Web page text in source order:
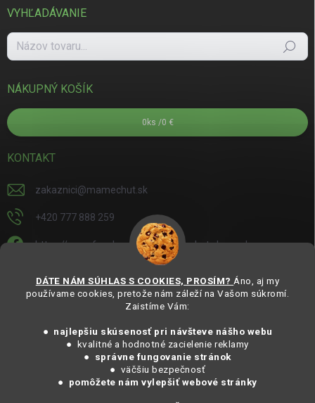
DÁTE NÁM SÚHLAS S COOKIES, PROSÍM? Áno, aj my
používame cookies, pretože nám záleží na Vašom súkromí.
Zaistíme Vám:
● najlepšiu skúsenosť pri návšteve nášho webu
● kvalitné a hodnotné zacielenie reklamy
●
správne fungovanie stránok
● väčšiu bezpečnosť
● pomôžete nám vylepšiť webové stránky
VYHĽADÁVANIE
Hľadať
NÁKUPNÝ KOŠÍK
0 ks /0 €
KONTAKT
zakaznici@mamechut.sk
+420 777 888 259
https://www.facebook.com/mamechut.slovensko
https://www.youtube.com/@mamechutczsk
@mamechut.czsk
MámeChuť Organic. Všechna práva vyhrazena.